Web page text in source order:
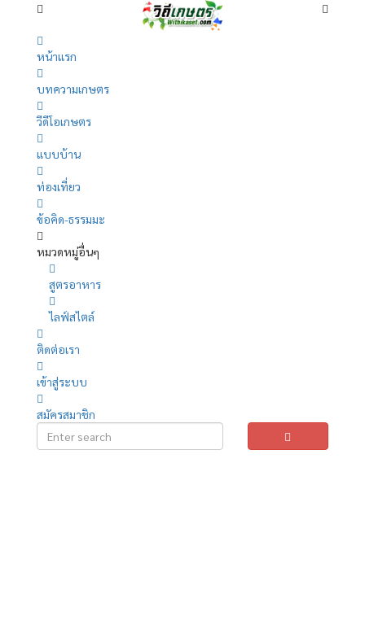
หน้าแรก
บทความเกษตร
วีดีโอเกษตร
แบบบ้าน
ท่องเที่ยว
ข้อคิด-ธรรมมะ
หมวดหมู่อื่นๆ
สูตรอาหาร
ไลฟ์สไตล์
ติดต่อเรา
เข้าสู่ระบบ
สมัครสมาชิก